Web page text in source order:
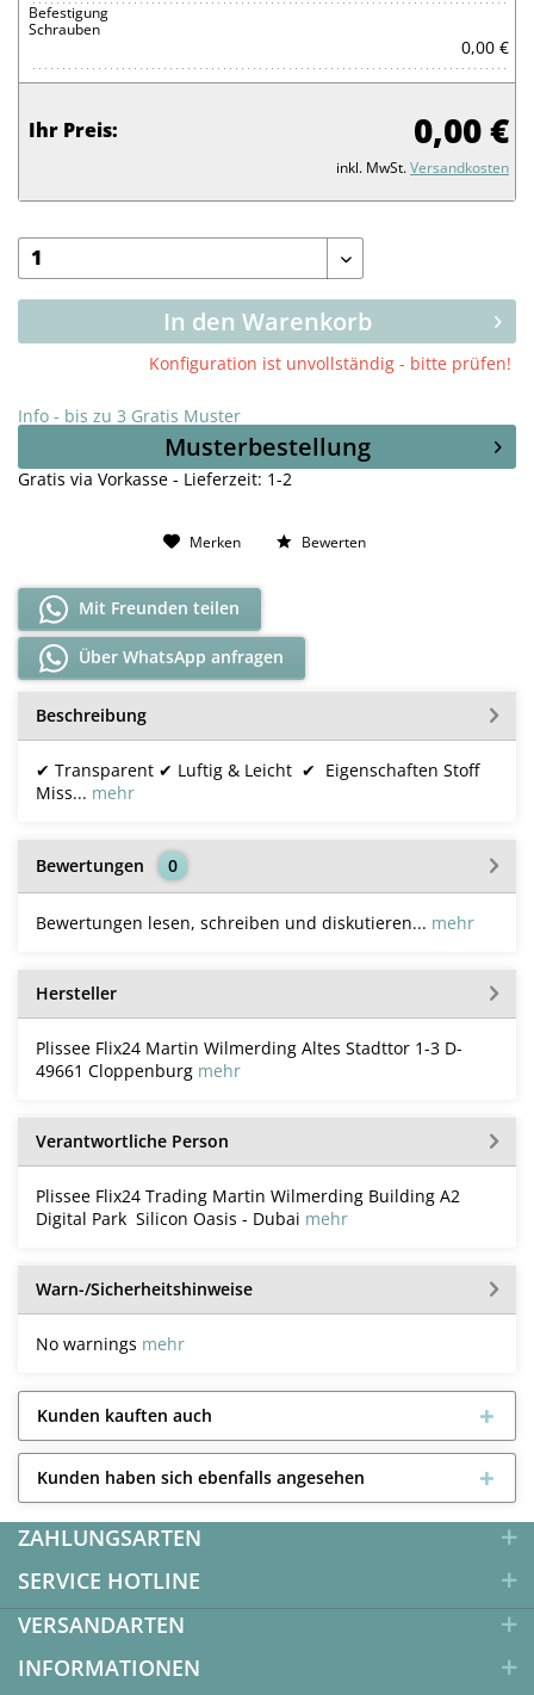
Befestigung
Schrauben
0,00 €
Ihr Preis: 0,00 €
inkl. MwSt.Versandkosten
In den Warenkorb
Konfiguration ist unvollständig - bitte prüfen!
Musterbestellung
Info - bis zu 3 Gratis Muster
Gratis via Vorkasse - Lieferzeit: 1-2
Merken Bewerten
Mit Freunden teilen
Über WhatsApp anfragen
Beschreibung
✔ Transparent ✔ Luftig & Leicht ✔ Eigenschaften Stoff
Miss... mehr
Bewertungen 0
Bewertungen lesen, schreiben und diskutieren... mehr
Hersteller
Plissee Flix24 Martin Wilmerding Altes Stadttor 1-3 D-
49661 Cloppenburg mehr
Verantwortliche Person
Plissee Flix24 Trading Martin Wilmerding Building A2
Digital Park Silicon Oasis - Dubai mehr
Warn-/Sicherheitshinweise
No warnings mehr
Kunden kauften auch
Kunden haben sich ebenfalls angesehen
ZAHLUNGSARTEN
SERVICE HOTLINE
VERSANDARTEN
INFORMATIONEN